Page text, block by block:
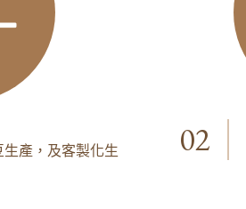
產，及客製化生
02